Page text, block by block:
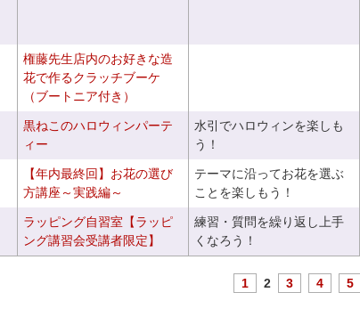
権藤先生店内のお好きな造
花で作るクラッチブーケ
（ブートニア付き）
黒ねこのハロウィンパーテ
ィー
水引でハロウィンを楽しも
う！
【年内最終回】お花の選び
方講座～実践編～
テーマに沿ってお花を選ぶ
ことを楽しもう！
ラッピング自習室【ラッピ
ング講習会受講者限定】
練習・質問を繰り返し上手
くなろう！
1 2 3 4 5